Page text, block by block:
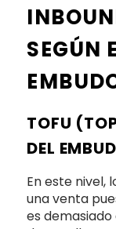
SEGÚN
TOFU
DEL
En este nivel,
una venta
es